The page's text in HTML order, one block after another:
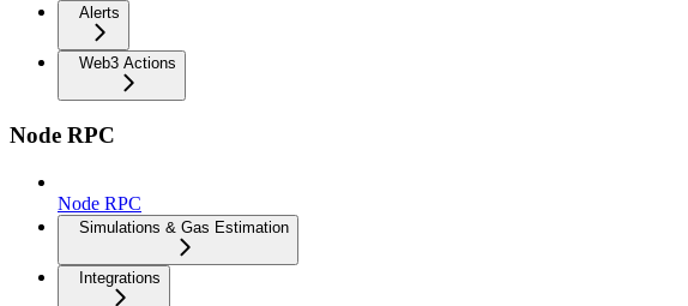
Alerts
Web3 Actions
Node RPC
Node RPC
Simulations & Gas Estimation
Integrations